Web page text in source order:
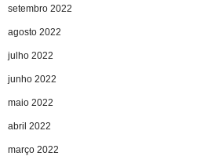
setembro 2022
agosto 2022
julho 2022
junho 2022
maio 2022
abril 2022
março 2022